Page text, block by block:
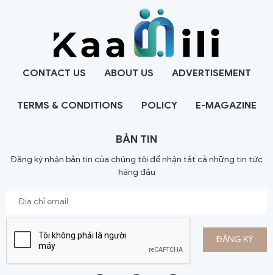
CONTACT US ABOUT US ADVERTISEMENT
TERMS & CONDITIONS POLICY E-MAGAZINE
BẢN TIN
Đăng ký nhận bản tin của chúng tôi để nhận tất cả những tin tức
hàng đầu